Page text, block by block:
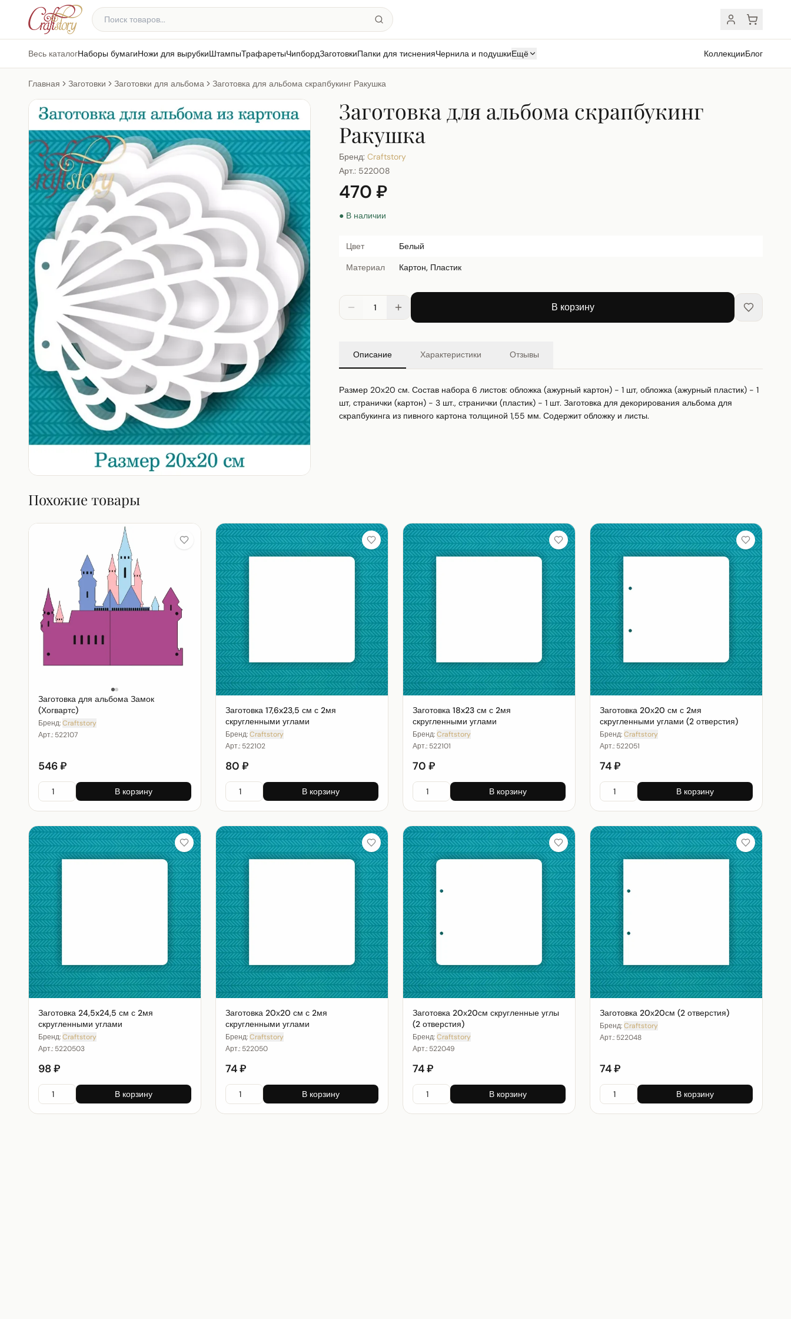
Весь каталогНаборы бумагиНожи для вырубкиШтампыТрафаретыЧипбордЗаготовкиПапки для тисненияЧернила и подушкиЕщё КоллекцииБлог
Главная Заготовки Заготовки для альбома Заготовка для альбома скрапбукинг Ракушка
Заготовка для альбома скрапбукинг
Ракушка
Бренд: Craftstory
Арт.: 522008
470 ₽
● В наличии
Цвет
Белый
Материал
Картон, Пластик
1 В корзину
Описание Характеристики Отзывы
Размер 20х20 см. Состав набора 6 листов: обложка (ажурный картон) - 1 шт, обложка (ажурный пластик) - 1
шт, странички (картон) - 3 шт., странички (пластик) - 1 шт. Заготовка для декорирования альбома для
скрапбукинга из пивного картона толщиной 1,55 мм. Содержит обложку и листы.
Похожие товары
Заготовка для альбома Замок
(Хогвартс)
Бренд:Craftstory
Арт.: 522107
546 ₽
В корзину
Заготовка 17,6x23,5 см с 2мя
скругленными углами
Бренд:Craftstory
Арт.: 522102
80 ₽
В корзину
Заготовка 18x23 см с 2мя
скругленными углами
Бренд:Craftstory
Арт.: 522101
70 ₽
В корзину
Заготовка 20х20 см с 2мя
скругленными углами (2 отверстия)
Бренд:Craftstory
Арт.: 522051
74 ₽
В корзину
Заготовка 24,5x24,5 см с 2мя
скругленными углами
Бренд:Craftstory
Арт.: 5220503
98 ₽
В корзину
Заготовка 20х20 см с 2мя
скругленными углами
Бренд:Craftstory
Арт.: 522050
74 ₽
В корзину
Заготовка 20х20см скругленные углы
(2 отверстия)
Бренд:Craftstory
Арт.: 522049
74 ₽
В корзину
Заготовка 20х20см (2 отверстия)
Бренд:Craftstory
Арт.: 522048
74 ₽
В корзину